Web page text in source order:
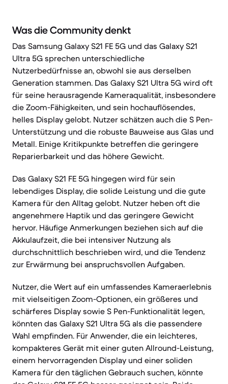
Was die Community denkt
Das Samsung Galaxy S21 FE 5G und das Galaxy S21
Ultra 5G sprechen unterschiedliche
Nutzerbedürfnisse an, obwohl sie aus derselben
Generation stammen. Das Galaxy S21 Ultra 5G wird oft
für seine herausragende Kameraqualität, insbesondere
die Zoom-Fähigkeiten, und sein hochauflösendes,
helles Display gelobt. Nutzer schätzen auch die S Pen-
Unterstützung und die robuste Bauweise aus Glas und
Metall. Einige Kritikpunkte betreffen die geringere
Reparierbarkeit und das höhere Gewicht.
Das Galaxy S21 FE 5G hingegen wird für sein
lebendiges Display, die solide Leistung und die gute
Kamera für den Alltag gelobt. Nutzer heben oft die
angenehmere Haptik und das geringere Gewicht
hervor. Häufige Anmerkungen beziehen sich auf die
Akkulaufzeit, die bei intensiver Nutzung als
durchschnittlich beschrieben wird, und die Tendenz
zur Erwärmung bei anspruchsvollen Aufgaben.
Nutzer, die Wert auf ein umfassendes Kameraerlebnis
mit vielseitigen Zoom-Optionen, ein größeres und
schärferes Display sowie S Pen-Funktionalität legen,
könnten das Galaxy S21 Ultra 5G als die passendere
Wahl empfinden. Für Anwender, die ein leichteres,
kompakteres Gerät mit einer guten Allround-Leistung,
einem hervorragenden Display und einer soliden
Kamera für den täglichen Gebrauch suchen, könnte